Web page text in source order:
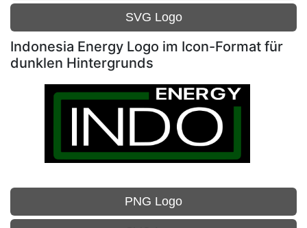
SVG Logo
Indonesia Energy Logo im Icon-Format für
dunklen Hintergrunds
PNG Logo